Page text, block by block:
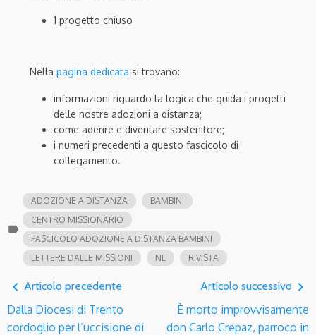
1 progetto chiuso
Nella pagina dedicata si trovano:
informazioni riguardo la logica che guida i progetti
delle nostre adozioni a distanza;
come aderire e diventare sostenitore;
i numeri precedenti a questo fascicolo di
collegamento.
label
ADOZIONE A DISTANZA
BAMBINI
CENTRO MISSIONARIO
FASCICOLO ADOZIONE A DISTANZA BAMBINI
LETTERE DALLE MISSIONI
NL RIVISTA
navigate_before Articolo precedente
Dalla Diocesi di Trento
cordoglio per l’uccisione di
Articolo successivo navigate_next
È morto improvvisamente
don Carlo Crepaz, parroco in